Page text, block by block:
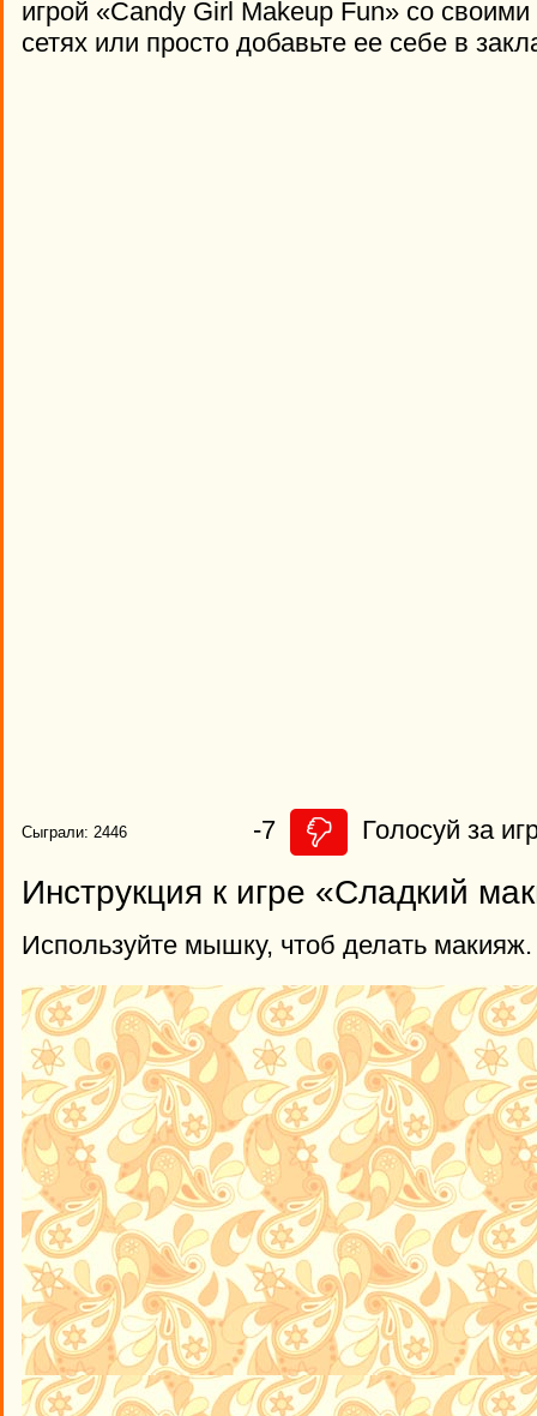
игрой «Candy Girl Makeup Fun» со
сетях или просто добавьте ее себе в
Сыграли: 2446 -7 Голосуй за
Инструкция к игре «Сладкий
Используйте мышку, чтоб делать макияж.